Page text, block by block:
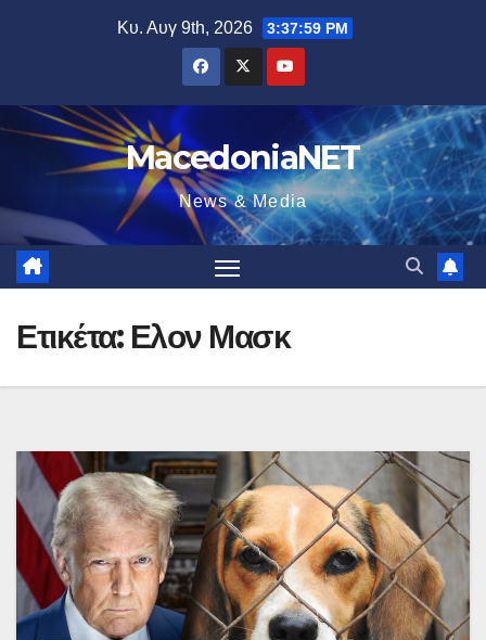
Κυ. Αυγ 9th, 2026 3:38:00 PM
MacedoniaNET
News & Media
Ετικέτα: Ελον Μασκ